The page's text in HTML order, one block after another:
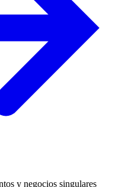
y negocios singulares